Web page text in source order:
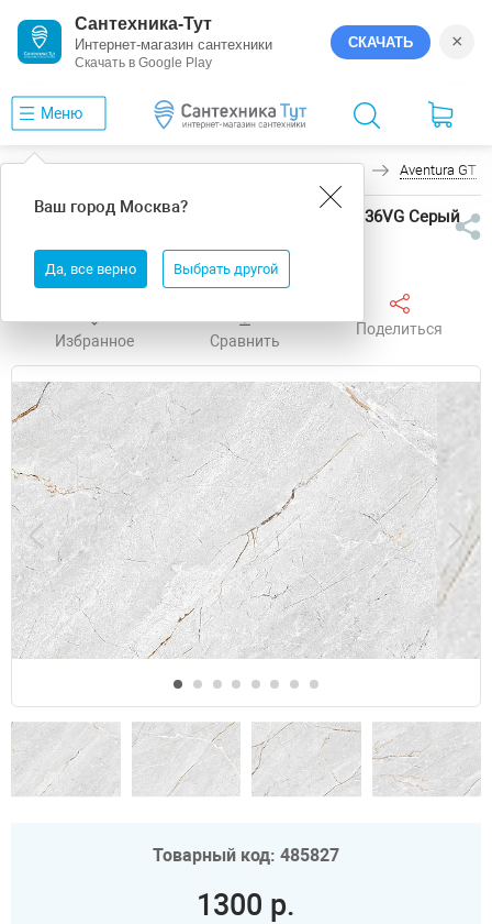
Сантехника-Тут
Интернет-магазин сантехники
Скачать в Google Play
СКАЧАТЬ ×
Меню
Ваш город Москва?
Да, все верно Выбрать другой
Aventura GT
Керамическая плитка GlobalTile Aventura GT136VG Серый
Избранное Сравнить
Поделиться
Товарный код: 485827
1300 р.